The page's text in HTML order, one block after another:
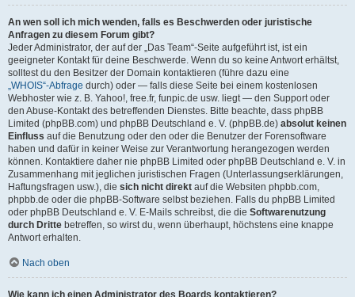
An wen soll ich mich wenden, falls es Beschwerden oder juristische
Anfragen zu diesem Forum gibt?
Jeder Administrator, der auf der „Das Team“-Seite aufgeführt ist, ist ein
geeigneter Kontakt für deine Beschwerde. Wenn du so keine Antwort erhältst,
solltest du den Besitzer der Domain kontaktieren (führe dazu eine
„WHOIS“-Abfrage durch) oder — falls diese Seite bei einem kostenlosen
Webhoster wie z. B. Yahoo!, free.fr, funpic.de usw. liegt — den Support oder
den Abuse-Kontakt des betreffenden Dienstes. Bitte beachte, dass phpBB
Limited (phpBB.com) und phpBB Deutschland e. V. (phpBB.de) absolut keinen
Einfluss auf die Benutzung oder den oder die Benutzer der Forensoftware
haben und dafür in keiner Weise zur Verantwortung herangezogen werden
können. Kontaktiere daher nie phpBB Limited oder phpBB Deutschland e. V. in
Zusammenhang mit jeglichen juristischen Fragen (Unterlassungserklärungen,
Haftungsfragen usw.), die sich nicht direkt auf die Websiten phpbb.com,
phpbb.de oder die phpBB-Software selbst beziehen. Falls du phpBB Limited
oder phpBB Deutschland e. V. E-Mails schreibst, die die Softwarenutzung
durch Dritte betreffen, so wirst du, wenn überhaupt, höchstens eine knappe
Antwort erhalten.
Nach oben
Wie kann ich einen Administrator des Boards kontaktieren?